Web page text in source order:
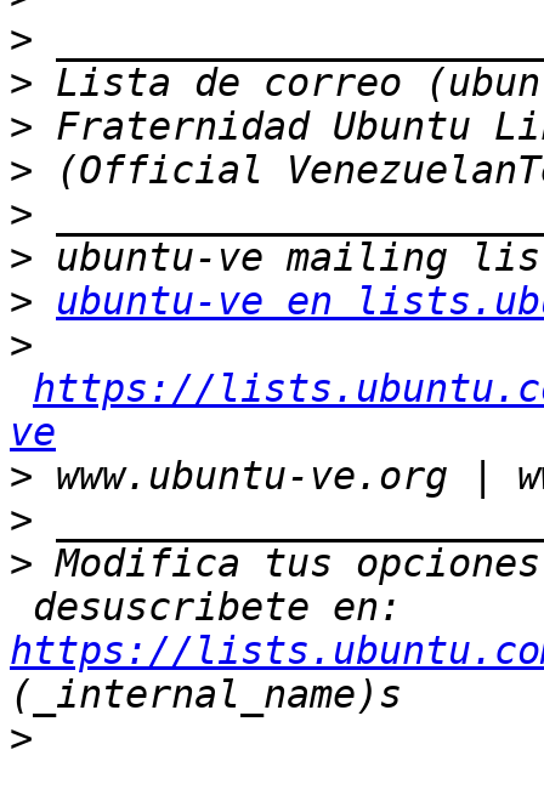
>
>
>
>
>
>
>
ubuntu-ve en
>
https://
ve
>
>
> Modifica tus
https://
>